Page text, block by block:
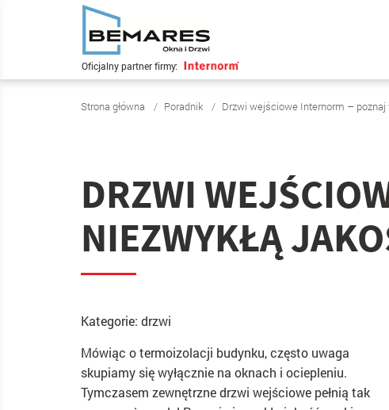
Oficjalny partner firmy:
Strona główna Poradnik Drzwi wejściowe Internorm – poznaj
DRZWI
NIEZWYKŁĄ
Kategorie: drzwi
Mówiąc o termoizolacji budynku, często uwaga
skupiamy się wyłącznie na oknach i ociepleniu.
Tymczasem zewnętrznedrzwi wejściowe pełnią tak